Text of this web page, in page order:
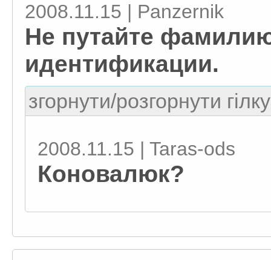
2008.11.15 | Panzernik
Не путайте
идентификации.
згорнути/розгорнути
2008.11.15 | Taras-ods
Коновалюк?